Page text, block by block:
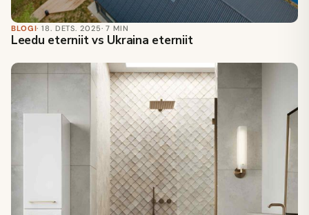
BLOGI· 18. DETS. 2025· 7 MIN
Leedu eterniit vs Ukraina eterniit